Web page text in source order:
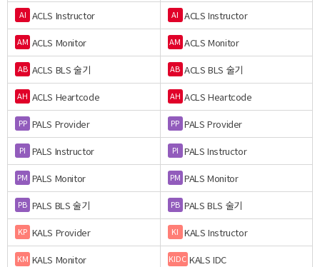
AI ACLS Instructor AI ACLS Instructor
AM ACLS Monitor AM ACLS Monitor
AB ACLS BLS 술기 AB ACLS BLS 술기
AH ACLS Heartcode AH ACLS Heartcode
PP PALS Provider PP PALS Provider
PI PALS Instructor PI PALS Instructor
PM PALS Monitor PM PALS Monitor
PB PALS BLS 술기 PB PALS BLS 술기
KP KALS Provider KI KALS Instructor
KM KALS Monitor KIDC KALS IDC